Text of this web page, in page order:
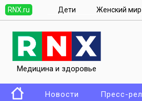
RNX.ru Дети Женский мир
Медицина и здоровье
Новости Пресс-